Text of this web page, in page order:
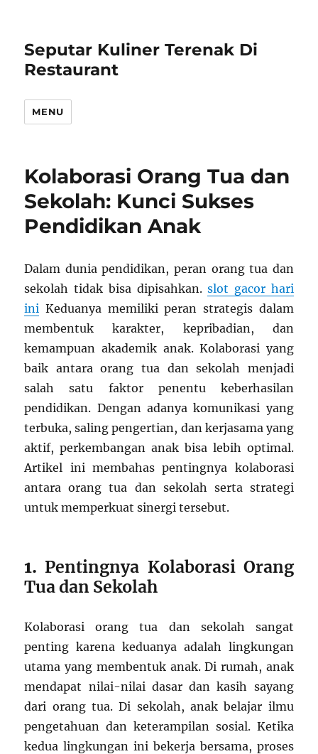
Seputar Kuliner Terenak Di
Restaurant
MENU
Kolaborasi Orang Tua dan
Sekolah: Kunci Sukses
Pendidikan Anak
Dalam dunia pendidikan, peran orang tua dan
sekolah tidak bisa dipisahkan.slot gacor hari
ini Keduanya memiliki peran strategis dalam
membentuk karakter, kepribadian, dan
kemampuan akademik anak. Kolaborasi yang
baik antara orang tua dan sekolah menjadi
salah satu faktor penentu keberhasilan
pendidikan. Dengan adanya komunikasi yang
terbuka, saling pengertian, dan kerjasama yang
aktif, perkembangan anak bisa lebih optimal.
Artikel ini membahas pentingnya kolaborasi
antara orang tua dan sekolah serta strategi
untuk memperkuat sinergi tersebut.
1. Pentingnya Kolaborasi Orang
Tua dan Sekolah
Kolaborasi orang tua dan sekolah sangat
penting karena keduanya adalah lingkungan
utama yang membentuk anak. Di rumah, anak
mendapat nilai-nilai dasar dan kasih sayang
dari orang tua. Di sekolah, anak belajar ilmu
pengetahuan dan keterampilan sosial. Ketika
kedua lingkungan ini bekerja bersama, proses